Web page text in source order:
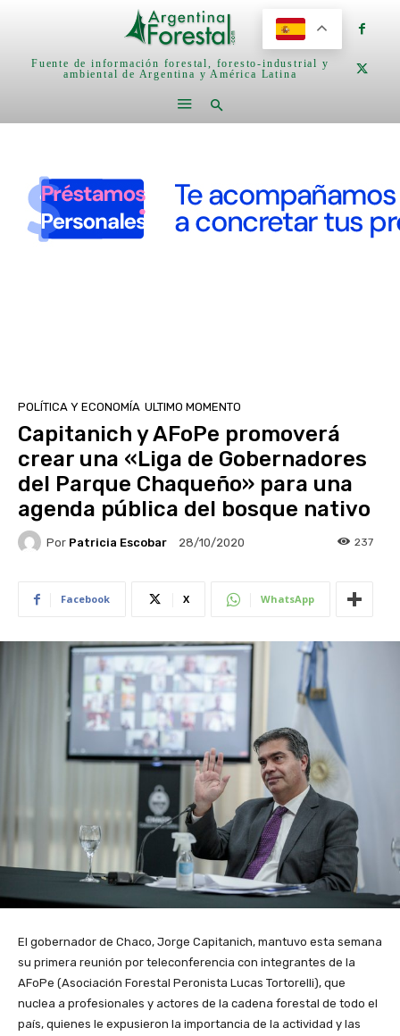
Fuente de información forestal, foresto-industrial y
ambiental de Argentina y América Latina
POLÍTICA Y ECONOMÍA ULTIMO MOMENTO
Capitanich y AFoPe promoverá
crear una «Liga de Gobernadores
del Parque Chaqueño» para una
agenda pública del bosque nativo
Por Patricia Escobar 28/10/2020 237
Facebook X WhatsApp
El gobernador de Chaco, Jorge Capitanich, mantuvo esta semana
su primera reunión por teleconferencia con integrantes de la
AFoPe (Asociación Forestal Peronista Lucas Tortorelli), que
nuclea a profesionales y actores de la cadena forestal de todo el
país, quienes le expusieron la importancia de la actividad y las